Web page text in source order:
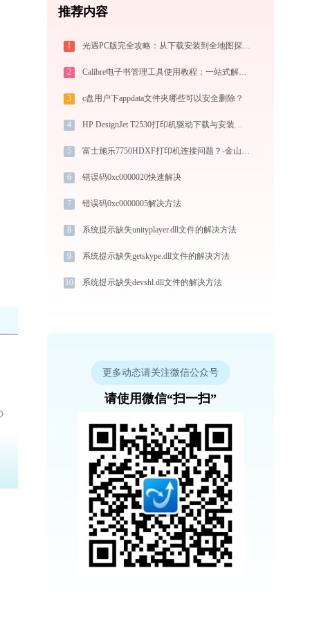
推荐内容
1 光遇PC版完全攻略：从下载安装到全地图探索的新手入门指南（2026最新）
2 Calibre电子书管理工具使用教程：一站式解决电子书格式转换、元数据管理与设备同步
3 c盘用户下appdata文件夹哪些可以安全删除？
4 HP DesignJet T2530打印机驱动下载与安装指南：一步步教您操作
5 富士施乐7750HDXF打印机连接问题？-金山毒霸
6 错误码0xc0000020快速解决
7 错误码0xc0000005解决方法
8 系统提示缺失unityplayer.dll文件的解决方法
9 系统提示缺失getskype.dll文件的解决方法
10 系统提示缺失devshl.dll文件的解决方法
更多动态请关注微信公众号
请使用微信“扫一扫”